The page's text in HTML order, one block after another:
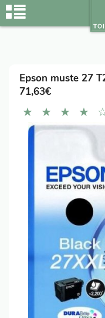
Epson muste 27
71,63€
★ ★ ★ ★